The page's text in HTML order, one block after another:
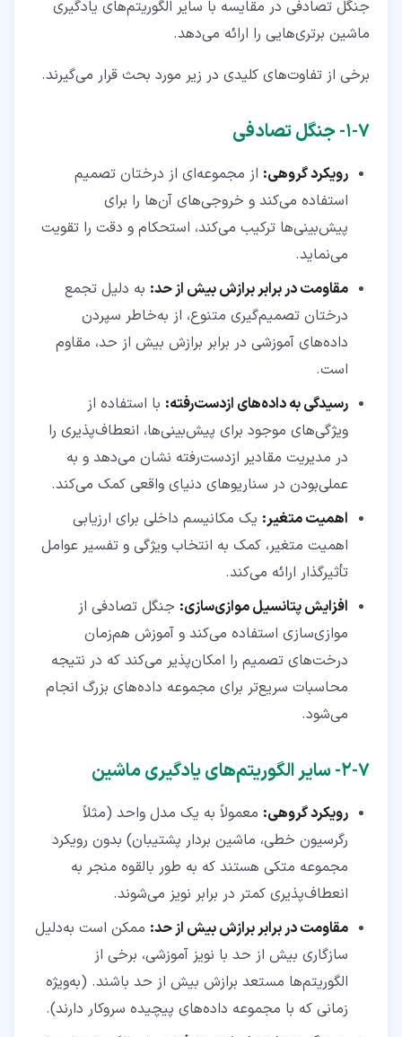
جنگل تصادفی در مقایسه با سایر الگوریتم‌های یادگیری
ماشین برتری‌هایی را ارائه می‌دهد.
برخی از تفاوت‌های کلیدی در زیر مورد بحث قرار می‌گیرند.
۷‏-‏۱‏- جنگل تصادفی
رویکرد گروهی: از مجموعه‌ای از درختان تصمیم
استفاده می‌کند و خروجی‌های آن‌ها را برای
پیش‌بینی‌ها ترکیب می‌کند، استحکام و دقت را تقویت
می‌نماید.
مقاومت در برابر برازش بیش از حد: به دلیل تجمع
درختان تصمیم‌گیری متنوع، از به‌خاطر سپردن
داده‌های آموزشی در برابر برازش بیش از حد، مقاوم
است.
رسیدگی به داده‌های ازدست‌رفته: با استفاده از
ویژگی‌های موجود برای پیش‌بینی‌ها، انعطاف‌پذیری را
در مدیریت مقادیر ازدست‌رفته نشان می‌دهد و به
عملی‌بودن در سناریوهای دنیای واقعی کمک می‌کند.
اهمیت متغیر: یک مکانیسم داخلی برای ارزیابی
اهمیت متغیر، کمک به انتخاب ویژگی و تفسیر عوامل
تأثیرگذار ارائه می‌کند.
افزایش پتانسیل موازی‌سازی: جنگل تصادفی از
موازی‌سازی استفاده می‌کند و آموزش هم‌زمان
درخت‌های تصمیم را امکان‌پذیر می‌کند که در نتیجه
محاسبات سریع‌تر برای مجموعه داده‌های بزرگ انجام
می‌شود.
۷‏-‏۲‏- سایر الگوریتم‌های یادگیری ماشین
رویکرد گروهی: معمولاً به یک مدل واحد (مثلاً
رگرسیون خطی، ماشین بردار پشتیبان) بدون رویکرد
مجموعه متکی هستند که به طور بالقوه منجر به
انعطاف‌پذیری کمتر در برابر نویز می‌شوند.
مقاومت در برابر برازش بیش از حد: ممکن است به‌دلیل
سازگاری بیش از حد با نویز آموزشی، برخی از
الگوریتم‌ها مستعد برازش بیش از حد باشند. (به‌ویژه
زمانی که با مجموعه داده‌های پیچیده سروکار دارند).